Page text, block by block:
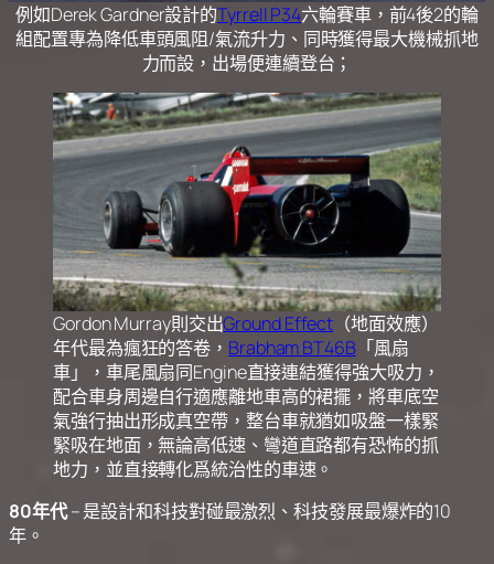
例如Derek Gardner設計的Tyrrell P34六輪賽車，前4後2的輪
組配置專為降低車頭風阻/氣流升力、同時獲得最大機械抓地
力而設，出場便連續登台；
Gordon Murray則交出Ground Effect （地面效應）
年代最為瘋狂的答卷， Brabham BT46B「風扇
車」，車尾風扇同Engine直接連結獲得強大吸力，
配合車身周邊自行適應離地車高的裙擺，將車底空
氣強行抽出形成真空帶，整台車就猶如吸盤一樣緊
緊吸在地面，無論高低速、彎道直路都有恐怖的抓
地力，並直接轉化爲統治性的車速。
80年代– 是設計和科技對碰最激烈、科技發展最爆炸的10
年。